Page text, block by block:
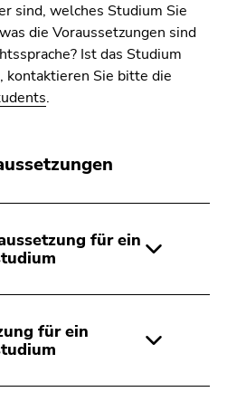
sind, welches Studium Sie
die Voraussetzungen sind
Ist das Studium
kontaktieren Sie bitte die
.
für ein
für ein